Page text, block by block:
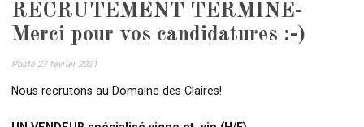
RECRUTEMENT TERMINE-
Merci pour vos candidatures :-)
Posté 27 février 2021
Nous recrutons au Domaine des Claires!